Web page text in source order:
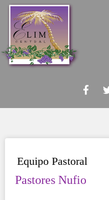
Skip
content
Equipo Pastoral
Pastores Nufio